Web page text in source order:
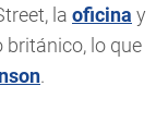
la oficina y
lo que
.